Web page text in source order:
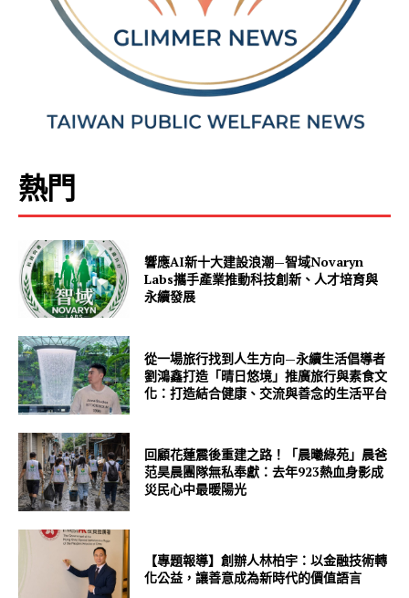
熱門
響應AI新十大建設浪潮—智域Novaryn
Labs攜手產業推動科技創新、人才培育與
永續發展
從一場旅行找到人生方向—永續生活倡導者
劉鴻鑫打造「晴日悠境」推廣旅行與素食文
化：打造結合健康、交流與善念的生活平台
回顧花蓮震後重建之路！「晨曦綠苑」晨爸
范昊晨團隊無私奉獻：去年923熱血身影成
災民心中最暖陽光
【專題報導】創辦人林柏宇：以金融技術轉
化公益，讓善意成為新時代的價值語言